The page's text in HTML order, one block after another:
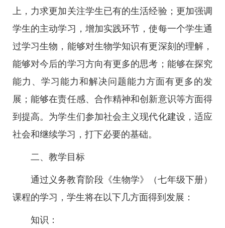
上，力求更加关注学生已有的生活经验；更加强调
学生的主动学习，增加实践环节，使每一个学生通
过学习生物，能够对生物学知识有更深刻的理解，
能够对今后的学习方向有更多的思考；能够在探究
能力、学习能力和解决问题能力方面有更多的发
展；能够在责任感、合作精神和创新意识等方面得
到提高。为学生们参加社会主义现代化建设，适应
社会和继续学习，打下必要的基础。
二、教学目标
通过义务教育阶段《生物学》（七年级下册）
课程的学习，学生将在以下几方面得到发展：
知识：